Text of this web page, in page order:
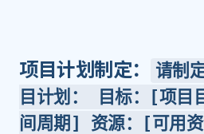
项目计划制定：
请制
目计划： 目标：[项
间周期] 资源：[可用